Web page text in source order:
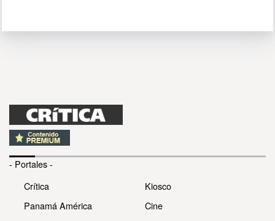
- Portales -
Crítica
Panamá América
Kiosco
Cine